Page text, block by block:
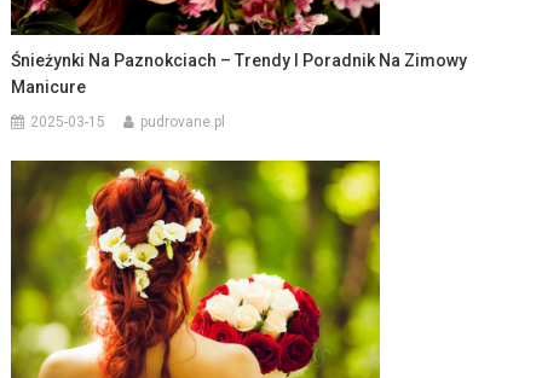
Śnieżynki Na Paznokciach – Trendy I Poradnik Na Zimowy
Manicure
2025-03-15 pudrovane.pl